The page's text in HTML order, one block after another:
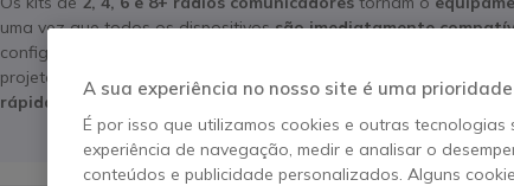
uma vez que todos os dispositivossão imediatamente
configurações complexas. Quer se trate de kits de 2 unidades
projetos ou kits de 6 para departamentos, a principal vantagem
rápida implementação operacional.
A sua experiência no nosso site é uma prioridade
É por isso que utilizamos cookies e outras tecnologias
experiência de navegação, medir e analisar o
conteúdos e publicidade personalizados. Alguns